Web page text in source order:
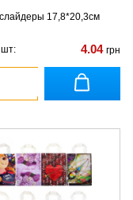
17,8*20,3см
шт: 4.04 грн